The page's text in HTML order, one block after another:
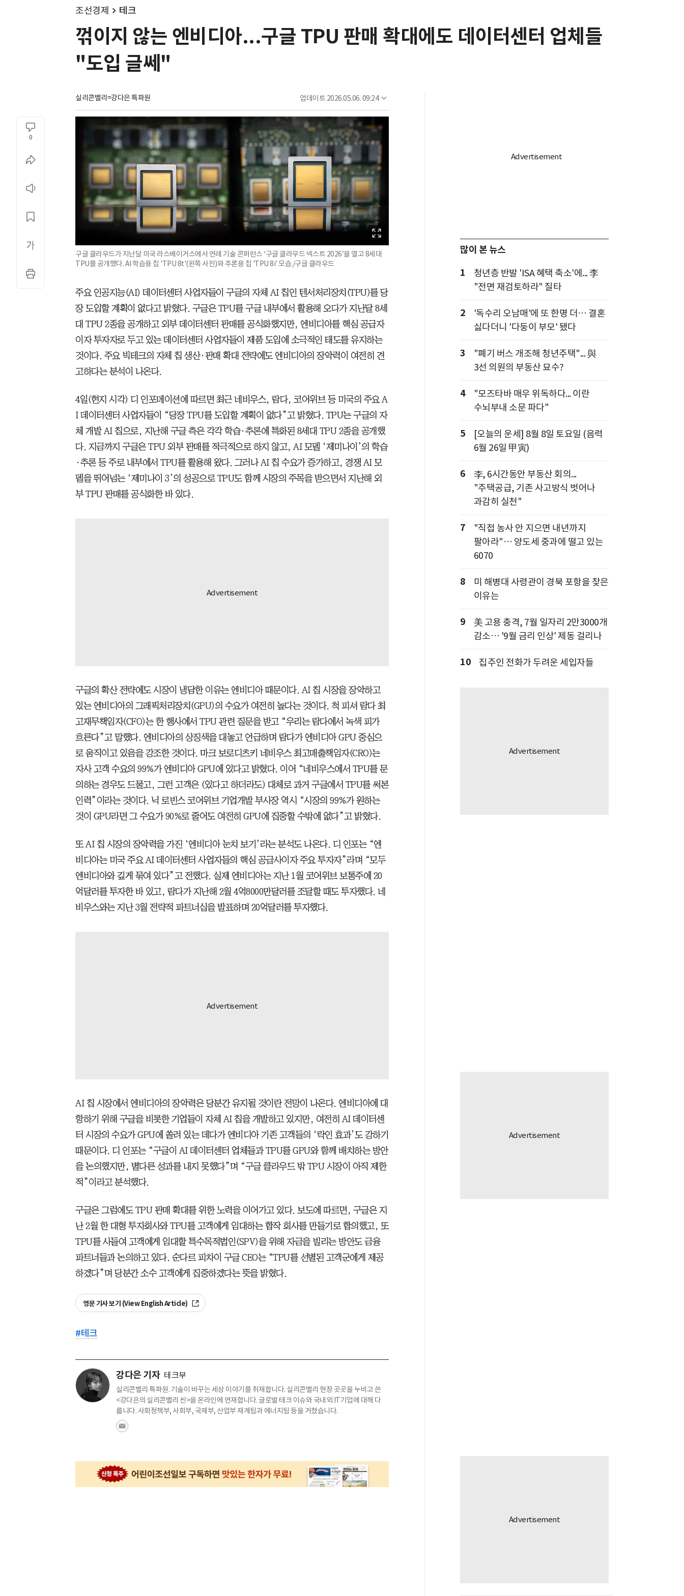
조선경제 테크
꺾이지 않는 엔비디아...구글 TPU 판매 확대에도 데이터센터 업체들
"도입 글쎄"
실리콘밸리=강다은 특파원 업데이트 2026.05.06. 09:24
0
구글 클라우드가 지난달 미국 라스베이거스에서 연례 기술 콘퍼런스 ‘구글 클라우드 넥스트 2026’을 열고 8세대
TPU를 공개했다. AI 학습용 칩 'TPU 8t'(왼쪽 사진)와 추론용 칩 'TPU 8i' 모습./구글 클라우드
주요 인공지능(AI) 데이터센터 사업자들이 구글의 자체 AI 칩인 텐서처리장치(TPU)를 당
장 도입할 계획이 없다고 밝혔다. 구글은 TPU를 구글 내부에서 활용해 오다가 지난달 8세
대 TPU 2종을 공개하고 외부 데이터센터 판매를 공식화했지만, 엔비디아를 핵심 공급자
이자 투자자로 두고 있는 데이터센터 사업자들이 제품 도입에 소극적인 태도를 유지하는
것이다. 주요 빅테크의 자체 칩 생산·판매 확대 전략에도 엔비디아의 장악력이 여전히 견
고하다는 분석이 나온다.
4일(현지 시각) 디 인포메이션에 따르면 최근 네비우스, 람다, 코어위브 등 미국의 주요 A
I 데이터센터 사업자들이 “당장 TPU를 도입할 계획이 없다”고 밝혔다. TPU는 구글의 자
체 개발 AI 칩으로, 지난해 구글 측은 각각 학습·추론에 특화된 8세대 TPU 2종을 공개했
다. 지금까지 구글은 TPU 외부 판매를 적극적으로 하지 않고, AI 모델 ‘제미나이’의 학습
·추론 등 주로 내부에서 TPU를 활용해 왔다. 그러나 AI 칩 수요가 증가하고, 경쟁 AI 모
델을 뛰어넘는 ‘제미나이 3’의 성공으로 TPU도 함께 시장의 주목을 받으면서 지난해 외
부 TPU 판매를 공식화한 바 있다.
구글의 확산 전략에도 시장이 냉담한 이유는 엔비디아 때문이다. AI 칩 시장을 장악하고
있는 엔비디아의 그래픽처리장치(GPU)의 수요가 여전히 높다는 것이다. 척 피셔 람다 최
고재무책임자(CFO)는 한 행사에서 TPU 관련 질문을 받고 “우리는 람다에서 녹색 피가
흐른다”고 말했다. 엔비디아의 상징색을 대놓고 언급하며 람다가 엔비디아 GPU 중심으
로 움직이고 있음을 강조한 것이다. 마크 보로디츠키 네비우스 최고매출책임자(CRO)는
자사 고객 수요의 99%가 엔비디아 GPU에 있다고 밝혔다. 이어 “네비우스에서 TPU를 문
의하는 경우도 드물고, 그런 고객은 (있다고 하더라도) 대체로 과거 구글에서 TPU를 써본
인력”이라는 것이다. 닉 로빈스 코어위브 기업개발 부사장 역시 “시장의 99%가 원하는
것이 GPU라면 그 수요가 90%로 줄어도 여전히 GPU에 집중할 수밖에 없다”고 밝혔다.
또 AI 칩 시장의 장악력을 가진 ‘엔비디아 눈치 보기’라는 분석도 나온다. 디 인포는 “엔
비디아는 미국 주요 AI 데이터센터 사업자들의 핵심 공급사이자 주요 투자자”라며 “모두
엔비디아와 깊게 묶여 있다”고 전했다. 실제 엔비디아는 지난 1월 코어위브 보통주에 20
억달러를 투자한 바 있고, 람다가 지난해 2월 4억8000만달러를 조달할 때도 투자했다. 네
비우스와는 지난 3월 전략적 파트너십을 발표하며 20억달러를 투자했다.
AI 칩 시장에서 엔비디아의 장악력은 당분간 유지될 것이란 전망이 나온다. 엔비디아에 대
항하기 위해 구글을 비롯한 기업들이 자체 AI 칩을 개발하고 있지만, 여전히 AI 데이터센
터 시장의 수요가 GPU에 쏠려 있는 데다가 엔비디아 기존 고객들의 ‘락인 효과’도 강하기
때문이다. 디 인포는 “구글이 AI 데이터센터 업체들과 TPU를 GPU와 함께 배치하는 방안
을 논의했지만, 별다른 성과를 내지 못했다”며 “구글 클라우드 밖 TPU 시장이 아직 제한
적”이라고 분석했다.
구글은 그럼에도 TPU 판매 확대를 위한 노력을 이어가고 있다. 보도에 따르면, 구글은 지
난 2월 한 대형 투자회사와 TPU를 고객에게 임대하는 합작 회사를 만들기로 합의했고, 또
TPU를 사들여 고객에게 임대할 특수목적법인(SPV)을 위해 자금을 빌리는 방안도 금융
파트너들과 논의하고 있다. 순다르 피차이 구글 CEO는 “TPU를 선별된 고객군에게 제공
하겠다”며 당분간 소수 고객에게 집중하겠다는 뜻을 밝혔다.
영문 기사 보기 (View English Article)
#테크
강다은 기자 테크부
실리콘밸리 특파원. 기술이 바꾸는 세상 이야기를 취재합니다. 실리콘밸리 현장 곳곳을 누비고 쓴
<강다은의 실리콘밸리 씬>을 온라인에 연재합니다. 글로벌 테크 이슈와 국내외 IT기업에 대해 다
룹니다. 사회정책부, 사회부, 국제부, 산업부 재계팀과 에너지팀 등을 거쳤습니다.
많이 본 뉴스
1
청년층 반발 'ISA 혜택 축소'에... 李
"전면 재검토하라" 질타
2
'독수리 오남매'에 또 한명 더… 결혼
싫다더니 '다둥이 부모' 됐다
3
"폐기 버스 개조해 청년주택"... 與
3선 의원의 부동산 묘수?
4
"모즈타바 매우 위독하다... 이란
수뇌부내 소문 파다"
5
[오늘의 운세] 8월 8일 토요일 (음력
6월 26일 甲寅)
6
李, 6시간동안 부동산 회의...
"주택공급, 기존 사고방식 벗어나
과감히 실천"
7
"직접 농사 안 지으면 내년까지
팔아라"… 양도세 중과에 떨고 있는
6070
8
미 해병대 사령관이 경북 포항을 찾은
이유는
9
美 고용 충격, 7월 일자리 2만3000개
감소… '9월 금리 인상' 제동 걸리나
10 집주인 전화가 두려운 세입자들